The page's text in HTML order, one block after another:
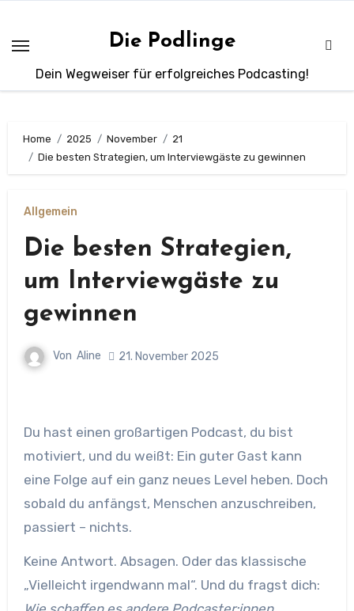
springen
Die Podlinge
Dein Wegweiser für erfolgreiches Podcasting!
Home 2025 November
21
Die besten Strategien, um Interviewgäste zu gewinnen
Allgemein
Die besten Strategien,
um Interviewgäste zu
gewinnen
Von Aline 21. November 2025
Du hast einen großartigen Podcast, du bist
motiviert, und du weißt: Ein guter Gast kann
eine Folge auf ein ganz neues Level heben. Doch
sobald du anfängst, Menschen anzuschreiben,
passiert – nichts.
Keine Antwort. Absagen. Oder das klassische
„Vielleicht irgendwann mal“. Und du fragst dich: